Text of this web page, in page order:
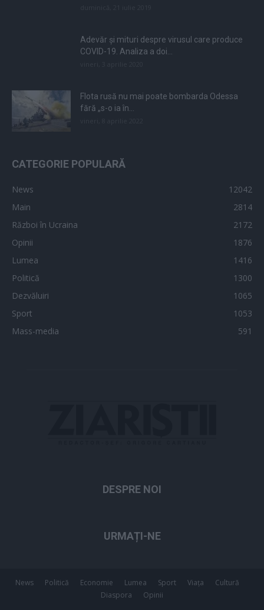
Adevăr și mituri despre virusul care produce
COVID-19. Analiza a doi...
Flota rusă nu mai poate bombarda Odessa
fără „s-o ia în...
CATEGORIE POPULARĂ
News
12042
Main
2814
Război în Ucraina
2172
Opinii
1876
Lumea
1416
Politică
1300
Dezvăluiri
1065
Sport
1053
Mass-media
591
DESPRE NOI
URMAȚI-NE
News Politică Economie Lumea Sport Viața
Cultură
Diaspora
Opinii